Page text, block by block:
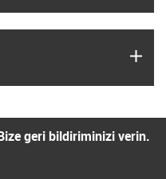
geri bildiriminizi verin.